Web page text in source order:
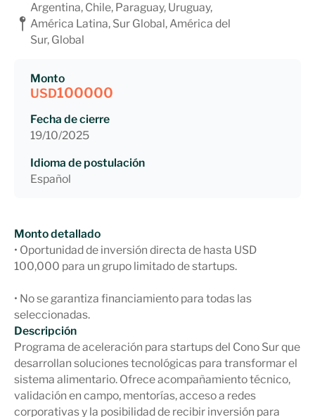
Argentina, Chile, Paraguay, Uruguay,
América Latina, Sur Global, América del
Sur, Global
Monto
USD100000
Fecha de cierre
19/10/2025
Idioma de postulación
Español
Monto detallado
• Oportunidad de inversión directa de hasta USD
100,000 para un grupo limitado de startups.
• No se garantiza financiamiento para todas las
seleccionadas.
Descripción
Programa de aceleración para startups del Cono Sur que
desarrollan soluciones tecnológicas para transformar el
sistema alimentario. Ofrece acompañamiento técnico,
validación en campo, mentorías, acceso a redes
corporativas y la posibilidad de recibir inversión para